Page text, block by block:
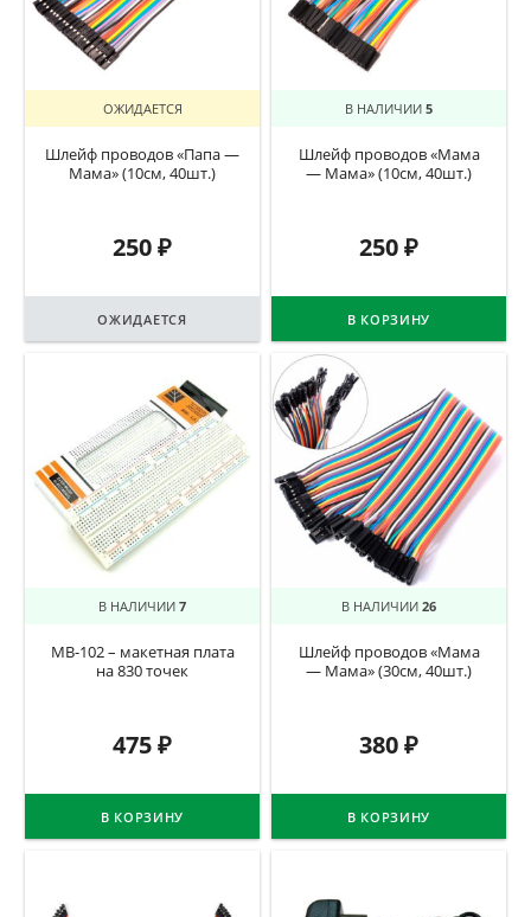
ОЖИДАЕТСЯ
Шлейф проводов «Папа —
Мама» (10см, 40шт.)
250₽
ОЖИДАЕТСЯ
В НАЛИЧИИ 5
Шлейф проводов «Мама
— Мама» (10см, 40шт.)
250₽
В КОРЗИНУ
В НАЛИЧИИ 7
MB-102 – макетная плата
на 830 точек
475₽
В КОРЗИНУ
В НАЛИЧИИ 26
Шлейф проводов «Мама
— Мама» (30см, 40шт.)
380₽
В КОРЗИНУ